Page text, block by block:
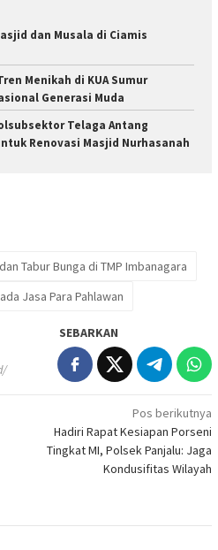
dan Musala di Ciamis
Menikah di KUA Sumur
Generasi Muda
Telaga Antang
Renovasi Masjid Nurhasanah
Tabur Bunga di TMP Imbanagara
Jasa Para Pahlawan
SEBARKAN
Pos berikutnya
Hadiri Rapat Kesiapan Porseni
Tingkat MI, Polsek Panjalu: Jaga
Kondusifitas Wilayah